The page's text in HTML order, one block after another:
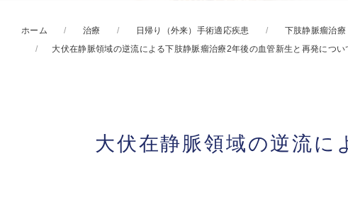
ホーム 治療 日帰り（外来）手術適応疾患 下肢静脈瘤治
大伏在静脈領域の逆流による下肢静脈瘤治療2年後の血管新生と再発につい
大伏在静脈領域の逆流に